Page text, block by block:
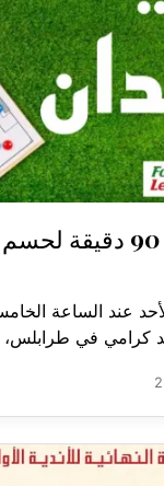
ديربي الشمال 90
عند الساعة
كرامي في طرابلس،